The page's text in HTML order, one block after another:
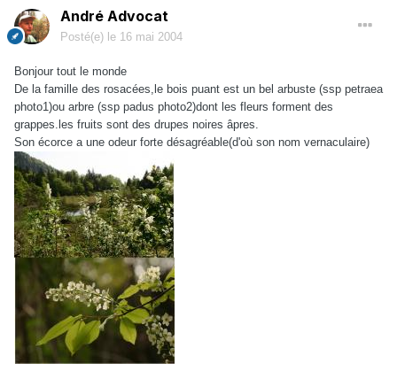
André Advocat
Posté(e) le 16 mai 2004
Bonjour tout le monde
De la famille des rosacées,le bois puant est un bel arbuste (ssp petraea
photo1)ou arbre (ssp padus photo2)dont les fleurs forment des
grappes.les fruits sont des drupes noires âpres.
Son écorce a une odeur forte désagréable(d'où son nom vernaculaire)